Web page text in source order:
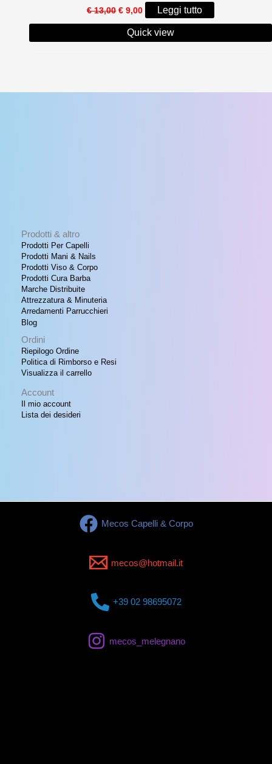
€13,00 Il
prezzo
originale
era:
€ 9,00 Il
prezzo
attuale
è:
Leggi tutto
Quick view
Prodotti & altro
Prodotti Per Capelli
Prodotti Mani & Nails
Prodotti Viso & Corpo
Prodotti Cura Barba
Marche Distribuite
Attrezzatura & Minuteria
Arredamenti Parrucchieri
Blog
Ordini
Riepilogo Ordine
Politica di Rimborso e Resi
Visualizza il carrello
Account
Il mio account
Lista dei desideri
Mecos Capelli & Corpo
mecos@hotmail.it
+39 02 98695072
mecos_melegnano